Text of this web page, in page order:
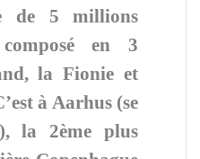
de 5 millions
composé en 3
la Fionie et
à Aarhus (se
la 2ème plus